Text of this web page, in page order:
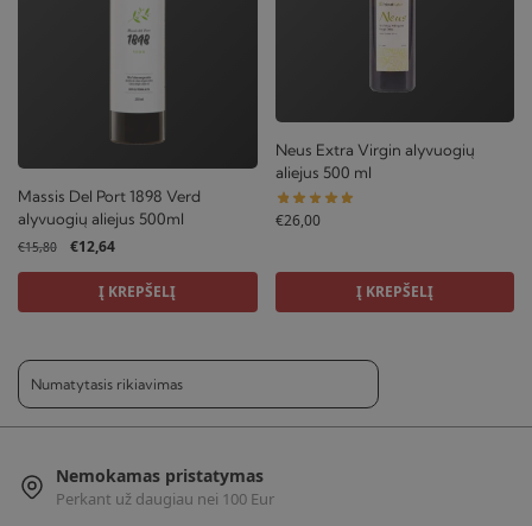
Massis Del Port 1898 Verd
alyvuogių aliejus 500ml
€15,80
Original
price
€15,80.
€12,64Current
price
is:
€12,64.
Į KREPŠELĮ
Neus Extra Virgin alyvuogių
aliejus 500 ml
€26,00
Į KREPŠELĮ
Nemokamas pristatymas
Perkant už daugiau nei 100 Eur